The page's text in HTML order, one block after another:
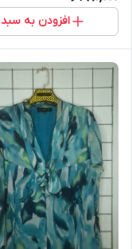
افزودن به سبد